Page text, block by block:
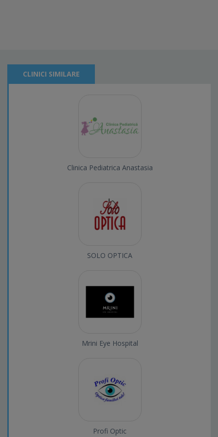
CLINICI SIMILARE
Clinica Pediatrica Anastasia
SOLO OPTICA
Mrini Eye Hospital
Profi Optic